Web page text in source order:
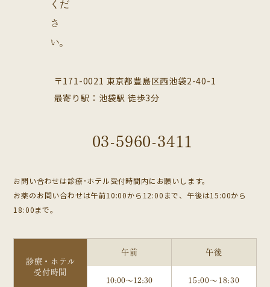
〒171-0021 東京都豊島区西池袋2-40-1
最寄り駅：池袋駅 徒歩3分
03-5960-3411
お問い合わせは診療･ホテル受付時間内にお願いします。
お薬のお問い合わせは午前10:00から12:00まで、午後は15:00から
18:00まで。
診療・ホテル
受付時間
午前 午後
10:00～12:30 15:00～18:30